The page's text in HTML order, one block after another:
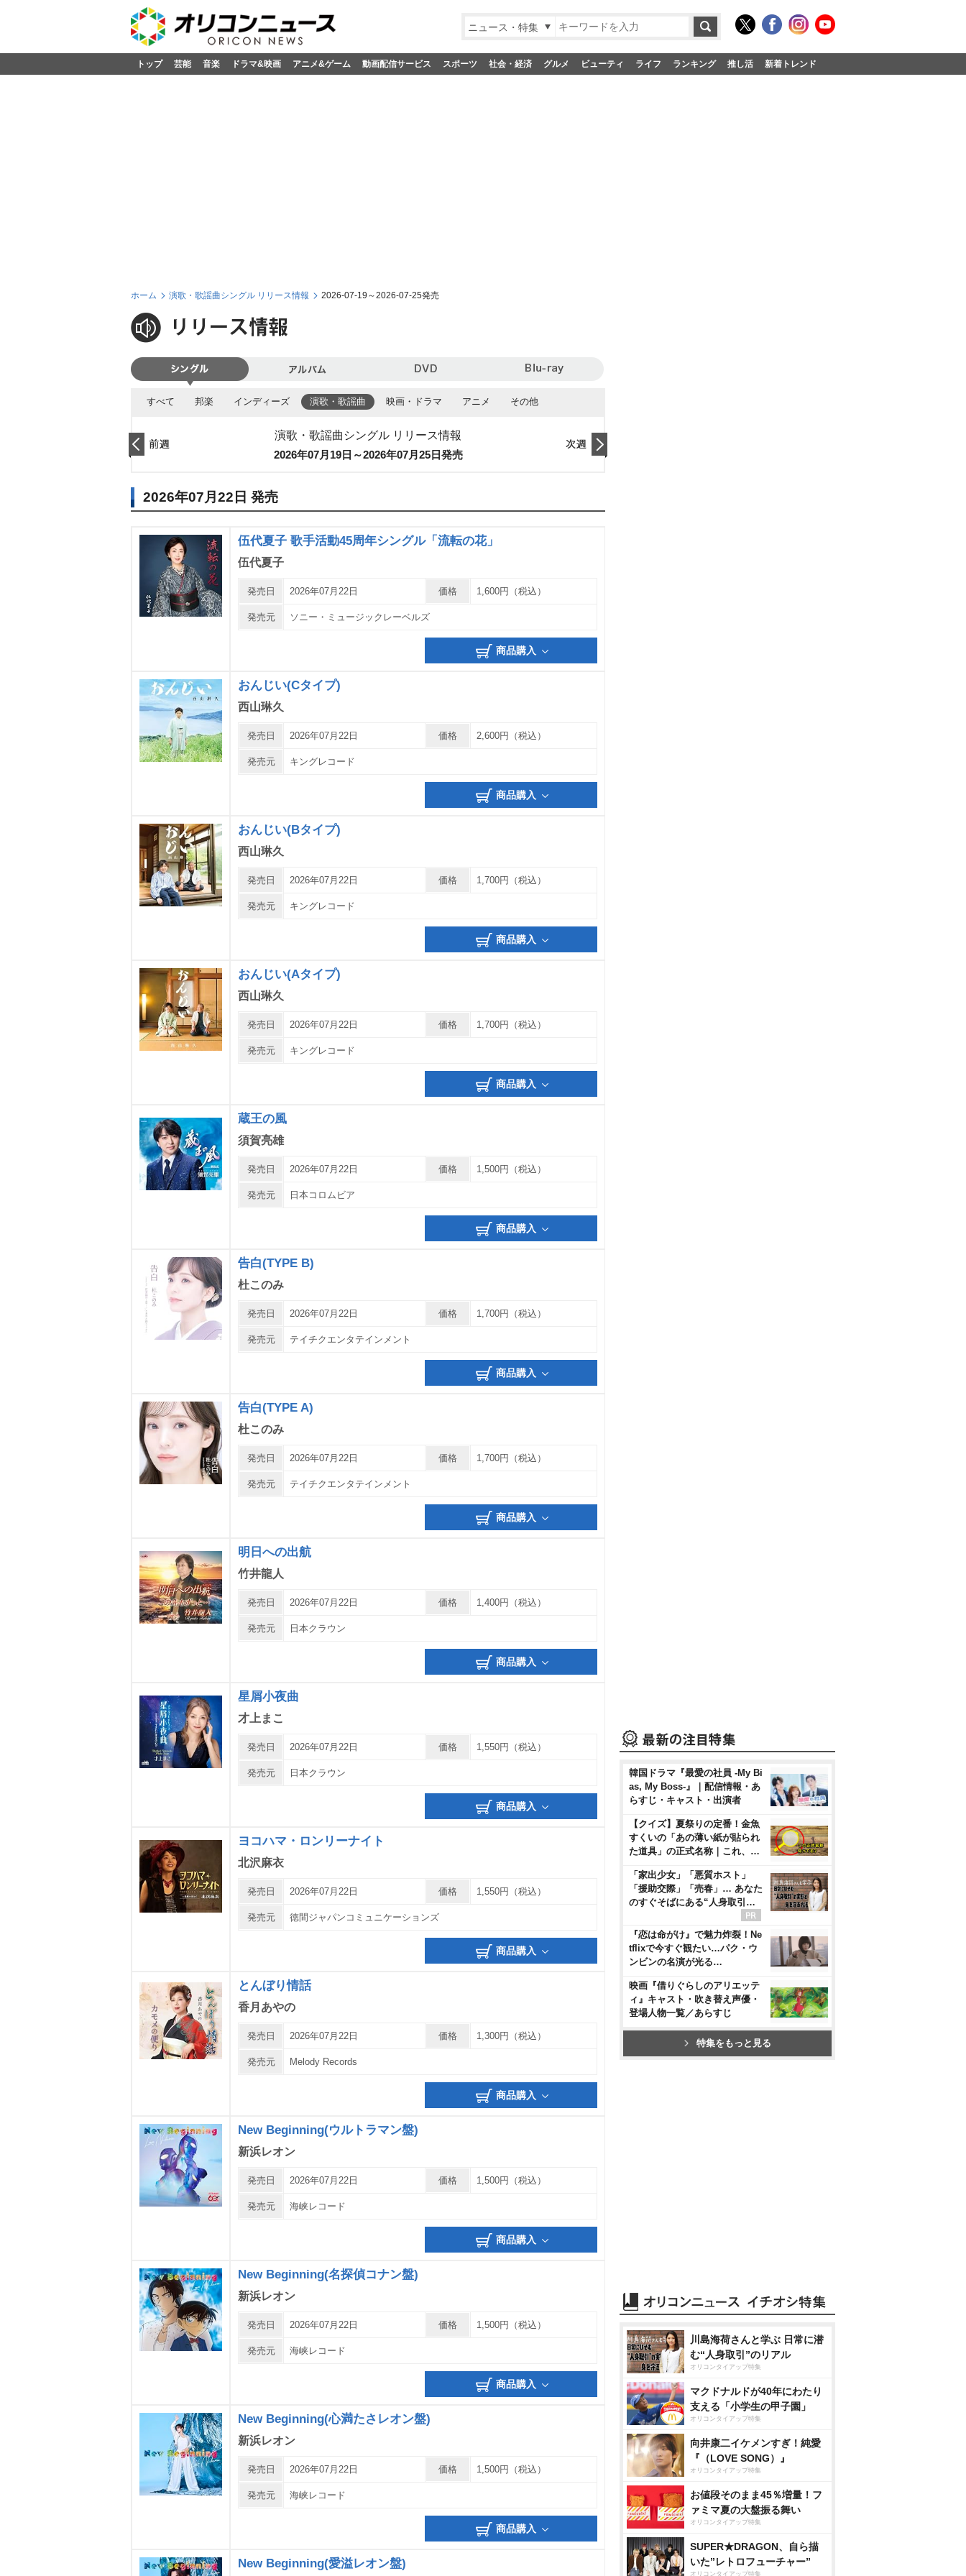
ニュース・特集
トップ 芸能 音楽 ドラマ&映画 アニメ&ゲーム 動画配信サービス スポーツ 社会・経済 グルメ ビューティ ライフ ランキング 推し活 新着トレンド
ホーム 演歌・歌謡曲シングル リリース情報 2026-07-19～2026-07-25発売
シングル アルバム DVD Blu-ray
すべて 邦楽 インディーズ 演歌・歌謡曲 映画・ドラマ アニメ その他
演歌・歌謡曲シングル リリース情報
2026年07月19日～2026年07月25日発売
2026年07月22日 発売
伍代夏子 歌手活動45周年シングル「流転の花」
伍代夏子
発売日 2026年07月22日 価格 1,600円（税込）
発売元 ソニー・ミュージックレーベルズ
商品購入
おんじい(Cタイプ)
西山琳久
発売日 2026年07月22日 価格 2,600円（税込）
発売元 キングレコード
商品購入
おんじい(Bタイプ)
西山琳久
発売日 2026年07月22日 価格 1,700円（税込）
発売元 キングレコード
商品購入
おんじい(Aタイプ)
西山琳久
発売日 2026年07月22日 価格 1,700円（税込）
発売元 キングレコード
商品購入
蔵王の風
須賀亮雄
発売日 2026年07月22日 価格 1,500円（税込）
発売元 日本コロムビア
商品購入
告白(TYPE B)
杜このみ
発売日 2026年07月22日 価格 1,700円（税込）
発売元 テイチクエンタテインメント
商品購入
告白(TYPE A)
杜このみ
発売日 2026年07月22日 価格 1,700円（税込）
発売元 テイチクエンタテインメント
商品購入
明日への出航
竹井龍人
発売日 2026年07月22日 価格 1,400円（税込）
発売元 日本クラウン
商品購入
星屑小夜曲
才上まこ
発売日 2026年07月22日 価格 1,550円（税込）
発売元 日本クラウン
商品購入
ヨコハマ・ロンリーナイト
北沢麻衣
発売日 2026年07月22日 価格 1,550円（税込）
発売元 徳間ジャパンコミュニケーションズ
商品購入
とんぼり情話
香月あやの
発売日 2026年07月22日 価格 1,300円（税込）
発売元 Melody Records
商品購入
New Beginning(ウルトラマン盤)
新浜レオン
発売日 2026年07月22日 価格 1,500円（税込）
発売元 海峡レコード
商品購入
New Beginning(名探偵コナン盤)
新浜レオン
発売日 2026年07月22日 価格 1,500円（税込）
発売元 海峡レコード
商品購入
New Beginning(心満たさレオン盤)
新浜レオン
発売日 2026年07月22日 価格 1,500円（税込）
発売元 海峡レコード
商品購入
New Beginning(愛溢レオン盤)
韓国ドラマ『最愛の社員 -My Bi
as, My Boss-』｜配信情報・あ
らすじ・キャスト・出演者
【クイズ】夏祭りの定番！金魚
すくいの「あの薄い紙が貼られ
た道具」の正式名称｜これ、…
「家出少女」「悪質ホスト」
「援助交際」「売春」… あなた
のすぐそばにある“人身取引…
『恋は命がけ』で魅力炸裂！Ne
tflixで今すぐ観たい…パク・ウ
ンビンの名演が光る…
映画『借りぐらしのアリエッテ
ィ』キャスト・吹き替え声優・
登場人物一覧／あらすじ
特集をもっと見る
川島海荷さんと学ぶ 日常に潜
む“人身取引”のリアル
オリコンタイアップ特集
マクドナルドが40年にわたり
支える「小学生の甲子園」
オリコンタイアップ特集
向井康二イケメンすぎ！純愛
『（LOVE SONG）』
オリコンタイアップ特集
お値段そのまま45％増量！フ
ァミマ夏の大盤振る舞い
オリコンタイアップ特集
SUPER★DRAGON、自ら描
いた”レトロフューチャー”
オリコンタイアップ特集